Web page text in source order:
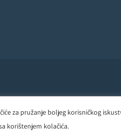
za pružanje boljeg korisničkog
korištenjem kolačića.